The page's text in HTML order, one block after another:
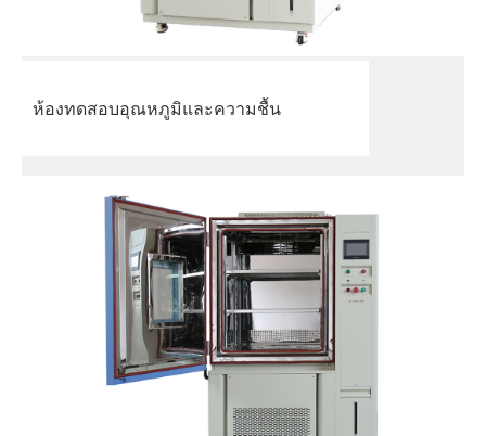
ห้องทดสอบอุณหภูมิและความชื้น